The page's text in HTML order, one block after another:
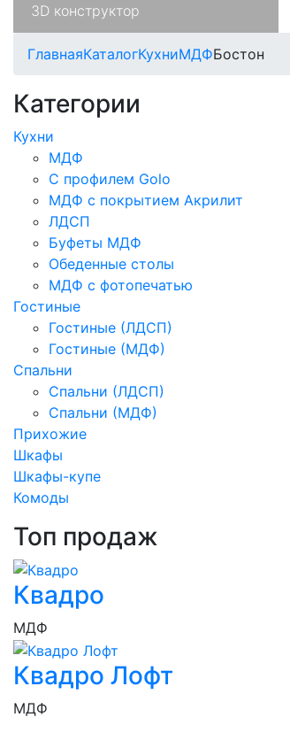
3D конструктор
ГлавнаяКаталогКухниМДФБостон
Категории
Кухни
МДФ
С профилем Golo
МДФ с покрытием Акрилит
ЛДСП
Буфеты МДФ
Обеденные столы
МДФ с фотопечатью
Гостиные
Гостиные (ЛДСП)
Гостиные (МДФ)
Спальни
Спальни (ЛДСП)
Спальни (МДФ)
Прихожие
Шкафы
Шкафы-купе
Комоды
Топ продаж
Квадро
МДФ
Квадро Лофт
МДФ